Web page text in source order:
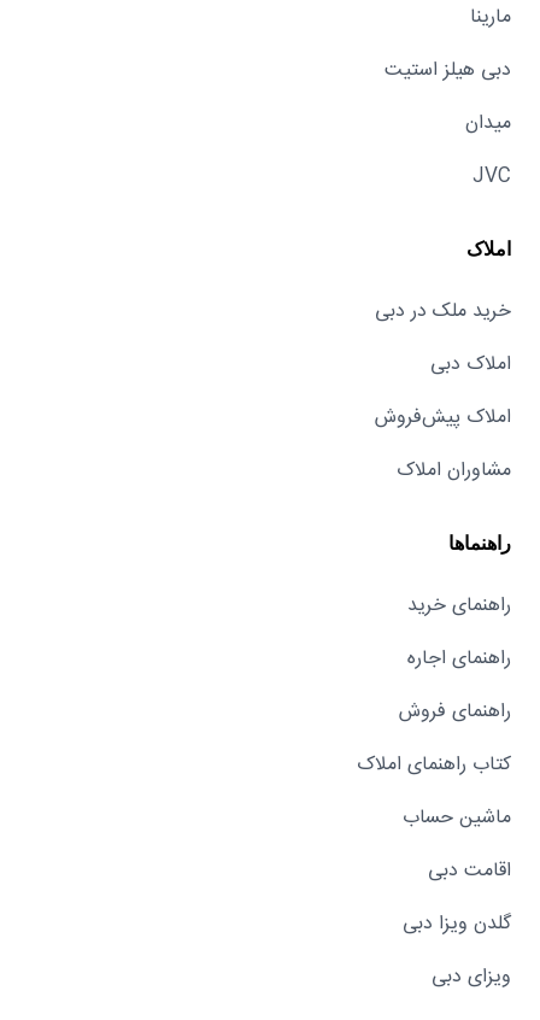
مارینا
دبی هیلز استیت
میدان
JVC
املاک
خرید ملک در دبی
املاک دبی
املاک پیش‌فروش
مشاوران املاک
راهنماها
راهنمای خرید
راهنمای اجاره
راهنمای فروش
کتاب راهنمای املاک
ماشین حساب
اقامت دبی
گلدن ویزا دبی
ویزای دبی